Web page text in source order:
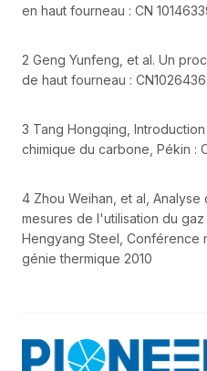
en haut fourneau : CN
2 Geng Yunfeng, et al. Un
de haut fourneau :
3 Tang Hongqing,
chimique du carbone, Pékin :
4 Zhou Weihan, et al,
mesures de l'utilisation du
Hengyang Steel, Conférence
génie thermique 2010